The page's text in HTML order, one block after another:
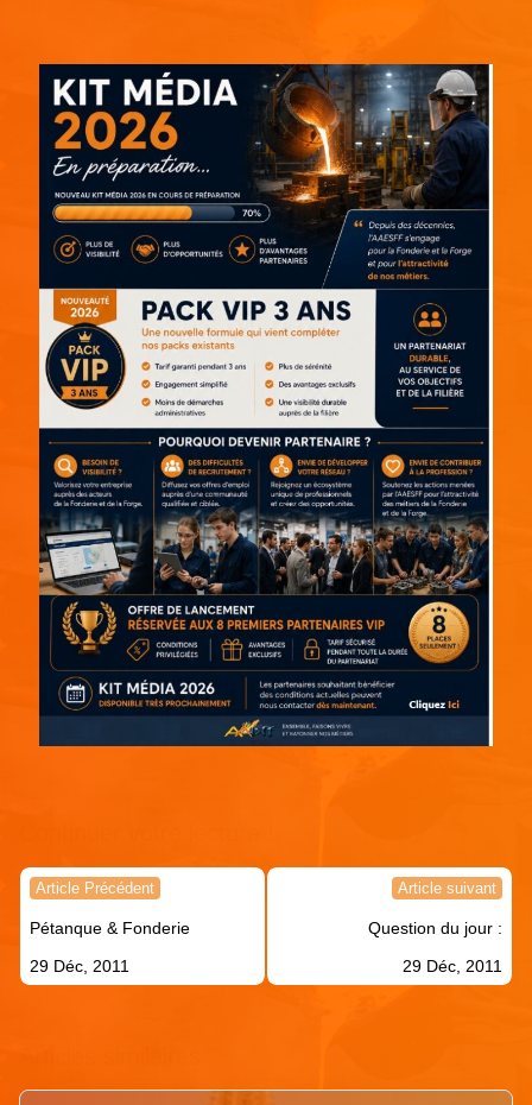
Navigation
l’article
Article Précédent
Pétanque & Fonderie
29 Déc, 2011
Article suivant
Question du jour :
29 Déc, 2011